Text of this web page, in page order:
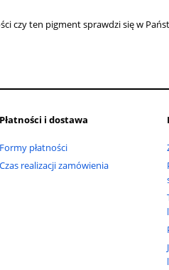
czy ten pigment sprawdzi się w
Płatności i dostawa
Formy płatności
Czas realizacji zamówienia